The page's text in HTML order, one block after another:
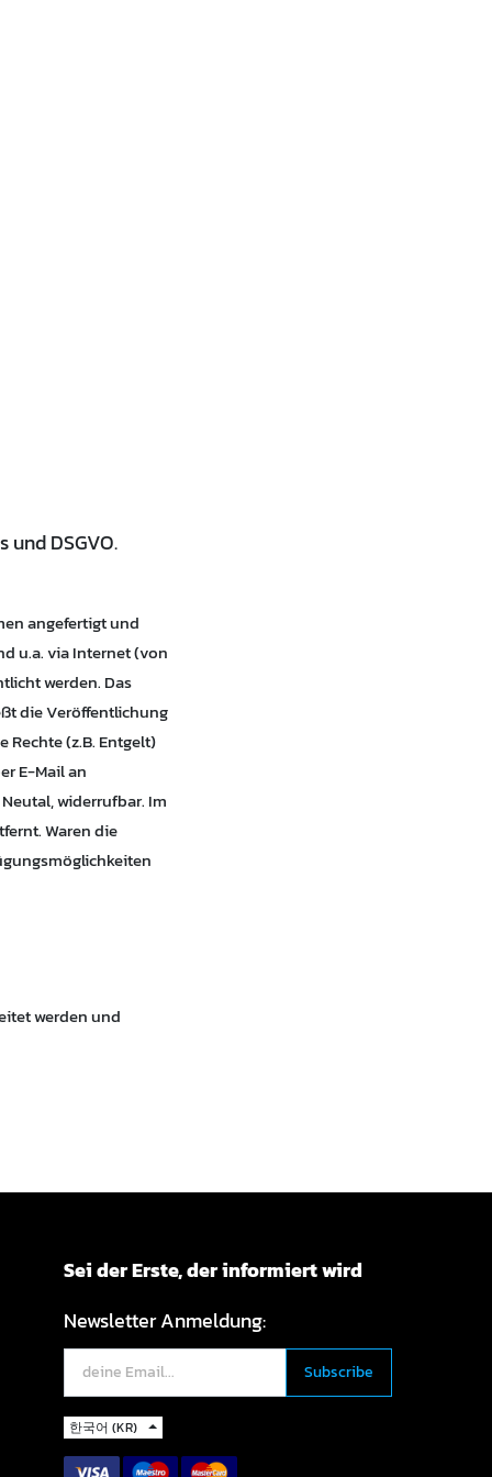
DSGVO.
angefertigt und
u.a. via Internet (von
werden. Das
die Veröffentlichung
(z.B. Entgelt)
E-Mail an
widerrufbar. Im
Waren die
werden und
Sei der Erste, der informiert wird
Newsletter Anmeldung:
한국어 (KR)